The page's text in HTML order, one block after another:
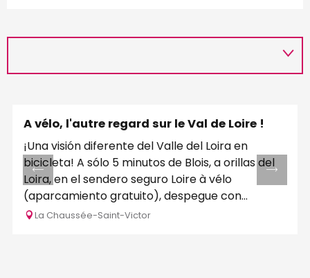
A vélo, l'autre regard sur le Val de Loire !
¡Una visión diferente del Valle del Loira en
bicicleta! A sólo 5 minutos de Blois, a orillas del
Loira, en el sendero seguro Loire à vélo
(aparcamiento gratuito), despegue con...
La Chaussée-Saint-Victor